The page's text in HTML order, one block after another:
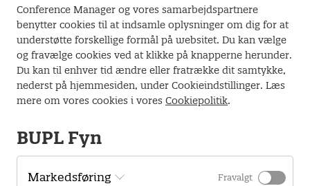
med daginstitutioner
Inspiration til at arbejde mere bevidst med sprog og
relationer i forældresam-arbejdet
Om oplægsholder:
Lykke Mie Mau er psykolog og lektor ved UCL.
Lokation
Conference Manager og vores samarbejdspartnere
benytter cookies til at indsamle oplysninger om dig for at
understøtte forskellige formål på websitet. Du kan vælge
og fravælge cookies ved at klikke på knapperne herunder.
Du kan til enhver tid ændre eller fratrække dit samtykke,
nederst på hjemmesiden, under Cookieindstillinger. Læs
mere om vores cookies i vores Cookiepolitik.
BUPL Fyn
Markedsføring Fravalgt